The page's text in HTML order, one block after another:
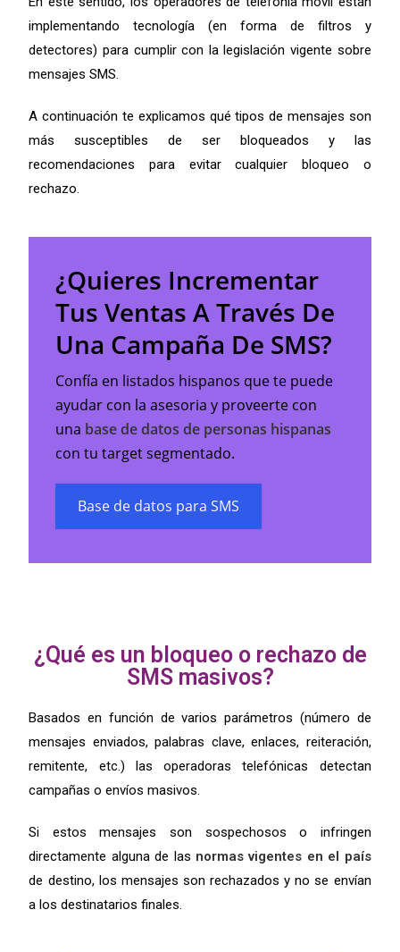
implementando tecnología (en forma de filtros y
detectores) para cumplir con la legislación vigente sobre
mensajes SMS.
A continuación te explicamos qué tipos de mensajes son
más susceptibles de ser bloqueados y las
recomendaciones para evitar cualquier bloqueo o
rechazo.
¿Quieres Incrementar
Tus Ventas A Través De
Una Campaña De SMS?
Confía en listados hispanos que te puede
ayudar con la asesoria y proveerte con
una base de datos de personas hispanas
con tu target segmentado.
Base de datos para SMS
¿Qué es un bloqueo o rechazo de
SMS masivos?
Basados en función de varios parámetros (número de
mensajes enviados, palabras clave, enlaces, reiteración,
remitente, etc.) las operadoras telefónicas detectan
campañas o envíos masivos.
Si estos mensajes son sospechosos o infringen
directamente alguna de las normas vigentes en el país
de destino, los mensajes son rechazados y no se envían
a los destinatarios finales.